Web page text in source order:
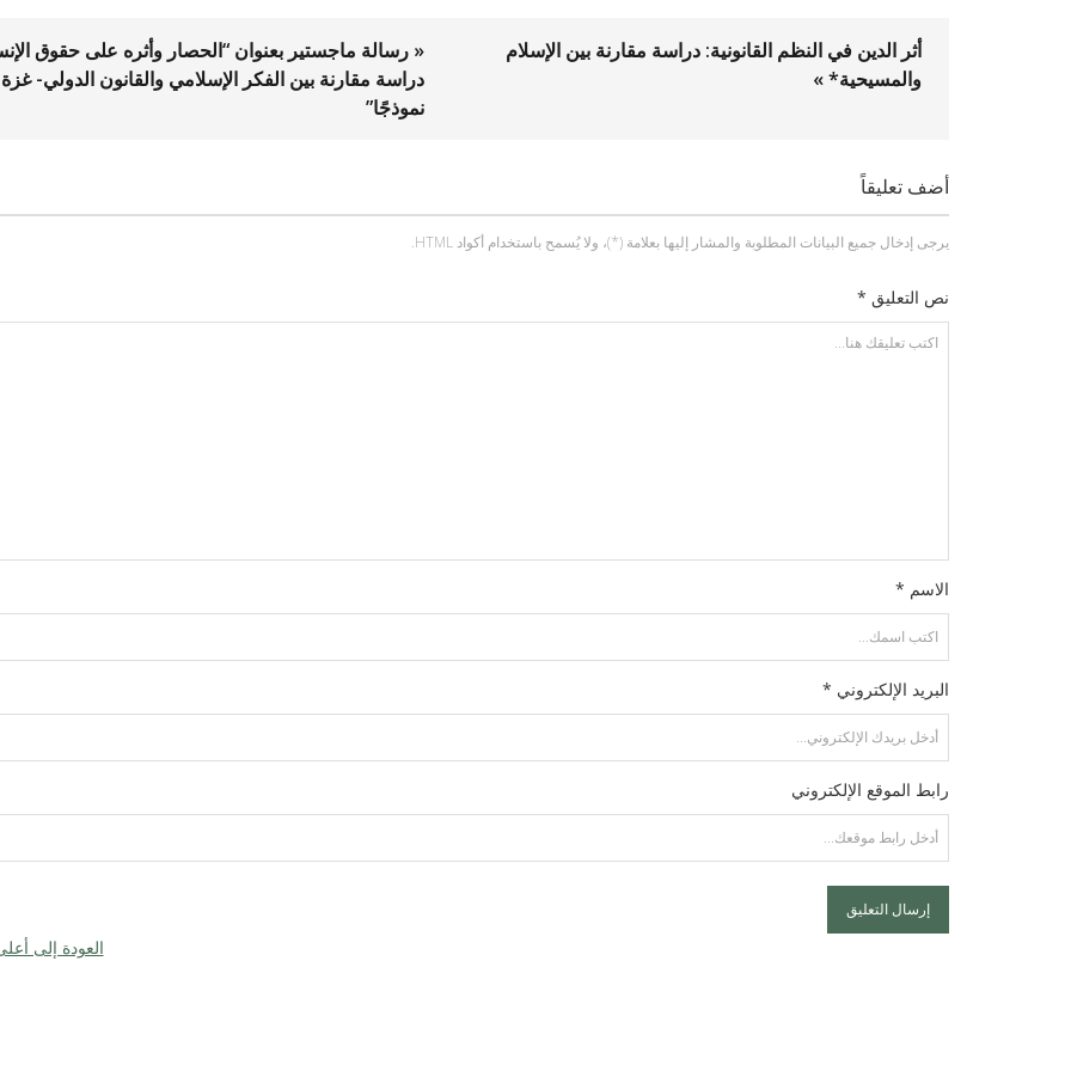
« رسالة ماجستير بعنوان “الحصار وأثره على حقوق
دراسة مقارنة بين الفكر الإسلامي والقانون الدولي- غزة
نموذجًا”
أثر الدين في النظم القانونية: دراسة مقارنة بين الإسلام
والمسيحية* »
أضف تعليقاً
يرجى إدخال جميع البيانات المطلوبة والمشار إليها بعلامة (*)، ولا يُسمح باستخدام أكواد HTML.
نص التعليق *
الاسم *
البريد الإلكتروني *
رابط الموقع الإلكتروني
العودة إلى